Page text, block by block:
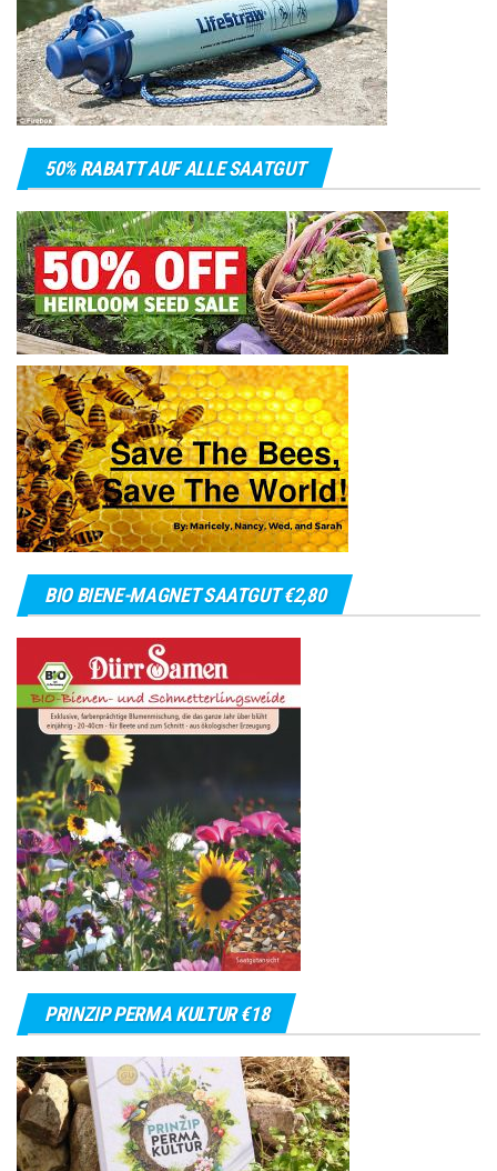
50% RABATT AUF ALLE SAATGUT
BIO BIENE-MAGNET SAATGUT €2,80
PRINZIP PERMA KULTUR €18